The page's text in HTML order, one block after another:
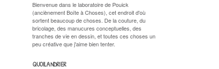
Bienvenue dans le laboratoire de Pouick
(anciènement Boîte à Choses), cet endroit d'où
sortent beaucoup de choses. De la couture, du
bricolage, des manucures conceptuelles, des
tranches de vie en dessin, et toutes ces choses un
peu créative que j'aime bien tenter.
QUOILANDRIER